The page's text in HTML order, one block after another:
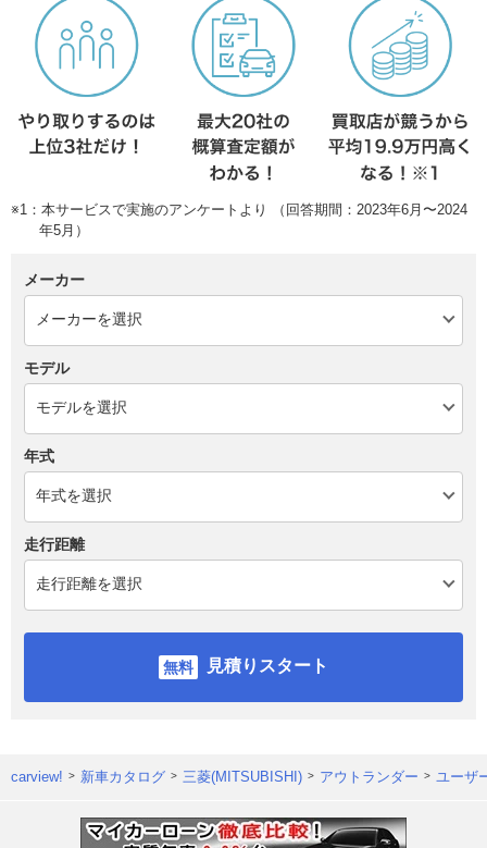
※1：本サービスで実施のアンケートより （回答期間：2023年6月〜2024
年5月）
メーカー
モデル
年式
走行距離
見積りスタート
carview! 新車カタログ 三菱(MITSUBISHI) アウトランダー ユーザ